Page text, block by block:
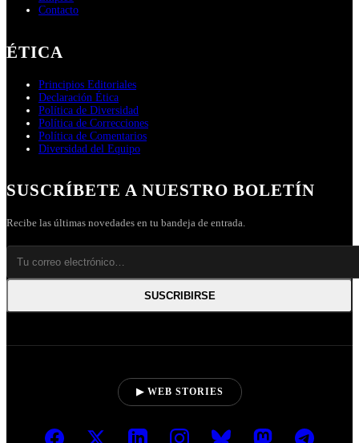
Contacto
ÉTICA
Principios Editoriales
Declaración Ética
Política de Diversidad
Política de Correcciones
Política de Comentarios
Diversidad del Equipo
SUSCRÍBETE A NUESTRO BOLETÍN
Recibe las últimas novedades en tu bandeja de entrada.
SUSCRIBIRSE
▶ WEB STORIES